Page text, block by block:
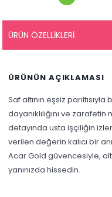
ÜRÜN ÖZELLIKLERI
ÜRÜNÜN AÇIKLAMASI
Saf altının eşsiz
dayanıklılığını ve
detayında usta işçiliğin
verilen değerin kalıcı bir
Acar Gold güvencesiyle,
yanınızda hissedin.